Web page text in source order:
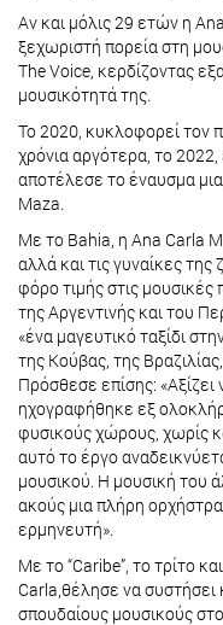
Αν και μόλις 29 ετών η
ξεχωριστή πορεία στη
The Voice, κερδίζοντας
μουσικότητά της.
Το 2020, κυκλοφορεί τον
χρόνια αργότερα, το 2022,
αποτέλεσε το έναυσμα
Maza.
Με το Bahia, η Ana Carla
αλλά και τις γυναίκες
φόρο τιμής στις μουσικές
της Αργεντινής και του
«ένα μαγευτικό ταξίδι
της Κούβας, της
Πρόσθεσε επίσης:
ηχογραφήθηκε εξ
φυσικούς χώρους, χωρίς
αυτό το έργο
μουσικού. Η μουσική του
ακούς μια πλήρη
ερμηνευτή».
Με το “Caribe”, το τρίτο
Carla,θέλησε να συστήσει
σπουδαίους μουσικούς